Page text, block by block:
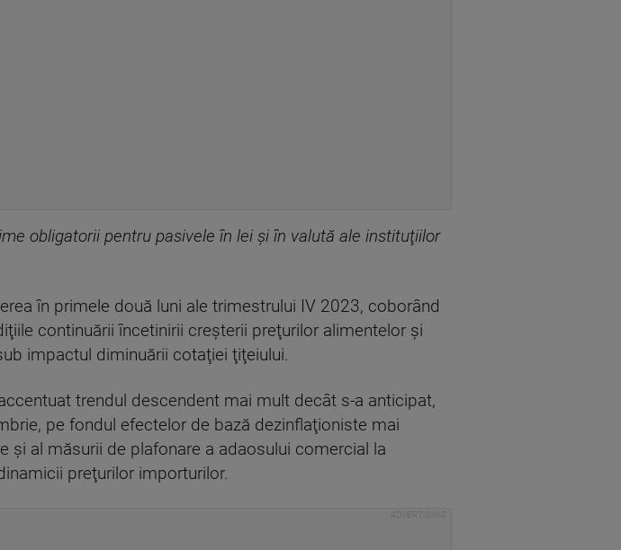
obligatorii pentru pasivele în lei şi în valută ale instituţiilor
în primele două luni ale trimestrului IV 2023, coborând
continuării încetinirii creşterii preţurilor alimentelor şi
impactul diminuării cotaţiei ţiţeiului.
trendul descendent mai mult decât s-a anticipat,
pe fondul efectelor de bază dezinflaţioniste mai
şi al măsurii de plafonare a adaosului comercial la
preţurilor importurilor.